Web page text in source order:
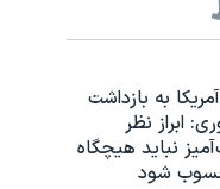
به بازداشت
ابراز نظر
نباید هیچگاه
شود